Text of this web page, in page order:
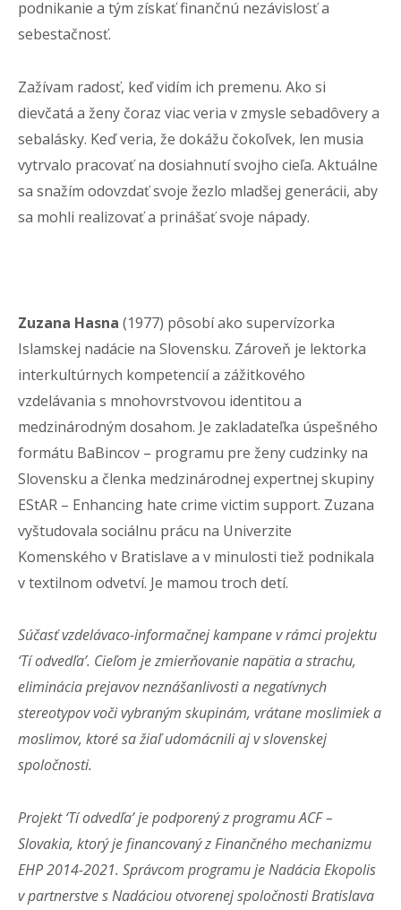
podnikanie a tým získať finančnú nezávislosť a
sebestačnosť.
Zažívam radosť, keď vidím ich premenu. Ako si
dievčatá a ženy čoraz viac veria v zmysle sebadôvery a
sebalásky. Keď veria, že dokážu čokoľvek, len musia
vytrvalo pracovať na dosiahnutí svojho cieľa. Aktuálne
sa snažím odovzdať svoje žezlo mladšej generácii, aby
sa mohli realizovať a prinášať svoje nápady.
Zuzana Hasna (1977) pôsobí ako supervízorka
Islamskej nadácie na Slovensku. Zároveň je lektorka
interkultúrnych kompetencií a zážitkového
vzdelávania s mnohovrstvovou identitou a
medzinárodným dosahom. Je zakladateľka úspešného
formátu BaBincov – programu pre ženy cudzinky na
Slovensku a členka medzinárodnej expertnej skupiny
EStAR – Enhancing hate crime victim support. Zuzana
vyštudovala sociálnu prácu na Univerzite
Komenského v Bratislave a v minulosti tiež podnikala
v textilnom odvetví. Je mamou troch detí.
Súčasť vzdelávaco-informačnej kampane v rámci projektu
‘Tí odvedľa’. Cieľom je zmierňovanie napätia a strachu,
eliminácia prejavov neznášanlivosti a negatívnych
stereotypov voči vybraným skupinám, vrátane moslimiek a
moslimov, ktoré sa žiaľ udomácnili aj v slovenskej
spoločnosti.
Projekt ‘Tí odvedľa’ je podporený z programu ACF –
Slovakia, ktorý je financovaný z Finančného mechanizmu
EHP 2014-2021. Správcom programu je Nadácia Ekopolis
v partnerstve s Nadáciou otvorenej spoločnosti Bratislava